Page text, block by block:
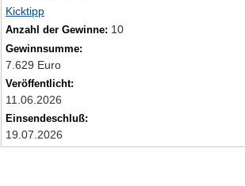
Kicktipp
Anzahl der Gewinne: 10
Gewinnsumme:
7.629 Euro
Veröffentlicht:
11.06.2026
Einsendeschluß:
19.07.2026